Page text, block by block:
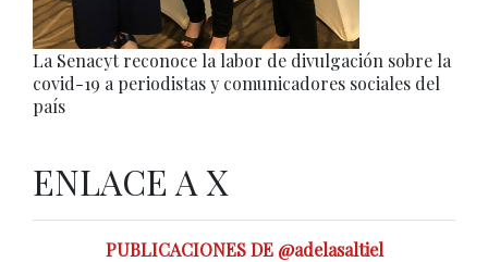
La Senacyt reconoce la labor de divulgación sobre la
covid-19 a periodistas y comunicadores sociales del
país
ENLACE A X
PUBLICACIONES DE @adelasaltiel